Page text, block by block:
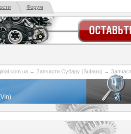
Форум
→ Запчасти Субару (Subaru) →